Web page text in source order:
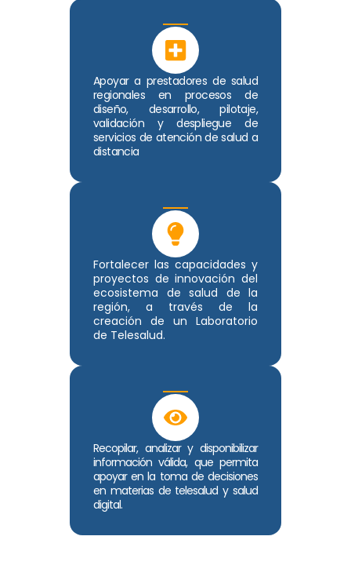
Apoyar a prestadores de salud
regionales en procesos de
diseño, desarrollo, pilotaje,
validación y despliegue de
servicios de atención de salud a
distancia
Fortalecer las capacidades y
proyectos de innovación del
ecosistema de salud de la
región, a través de la
creación de un Laboratorio
de Telesalud.
Recopilar, analizar y disponibilizar
información válida, que permita
apoyar en la toma de decisiones
en materias de telesalud y salud
digital.